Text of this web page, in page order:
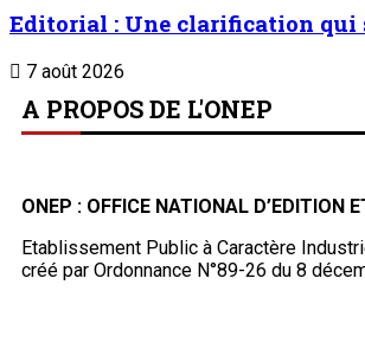
Editorial : Une clarification qui
7 août 2026
A PROPOS DE L'ONEP
ONEP : OFFICE NATIONAL D’EDITION
Etablissement Public à Caractère
créé par Ordonnance N°89-26 du 8